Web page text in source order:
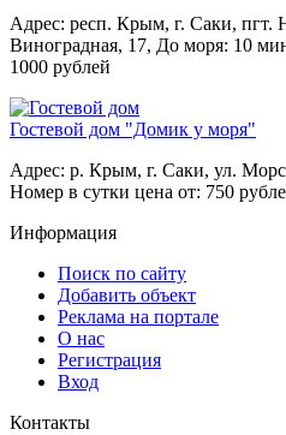
Адрес: респ. Крым, г. Саки, пгт.
Виноградная, 17, До моря: 10
1000 рублей
Гостевой дом "Домик у моря"
Адрес: р. Крым, г. Саки, ул.
Номер в сутки цена от: 750
Информация
Поиск по сайту
Добавить объект
Реклама на портале
О нас
Регистрация
Вход
Контакты